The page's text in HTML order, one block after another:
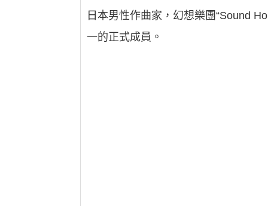
日本男性作曲家，幻想樂團“Sound
一的正式成員。